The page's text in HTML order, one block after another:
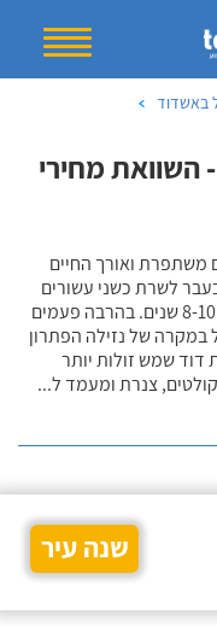
באשדוד
מחירי
משתפרת ואורך החיים
לשרת כשני עשורים
היום רוב הסיכויים שנצטרך להחליפם לאחר 8-10 שנים. בהרבה פעמים
במקרה של נזילה הפתרון
דוד שמש זולות יותר
צנרת ומעמד ל...
שנה עיר